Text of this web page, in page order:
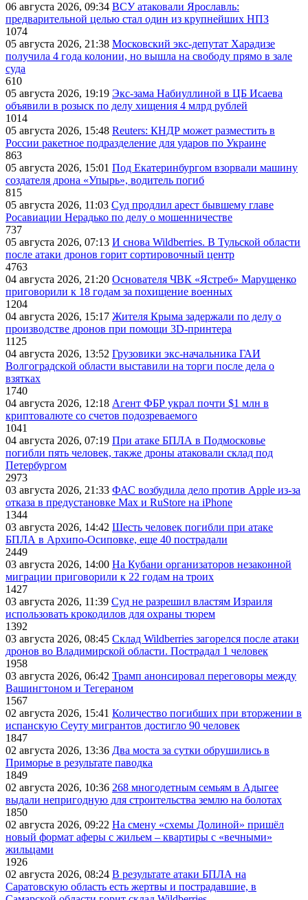
06 августа 2026, 09:34 ВСУ атаковали Ярославль:
предварительной целью стал один из крупнейших НПЗ
1074
05 августа 2026, 21:38 Московский экс-депутат Харадизе
получила 4 года колонии, но вышла на свободу прямо в зале
суда
610
05 августа 2026, 19:19 Экс-зама Набиуллиной в ЦБ Исаева
объявили в розыск по делу хищения 4 млрд рублей
1014
05 августа 2026, 15:48 Reuters: КНДР может разместить в
России ракетное подразделение для ударов по Украине
863
05 августа 2026, 15:01 Под Екатеринбургом взорвали машину
создателя дрона «Упырь», водитель погиб
815
05 августа 2026, 11:03 Суд продлил арест бывшему главе
Росавиации Нерадько по делу о мошенничестве
737
05 августа 2026, 07:13 И снова Wildberries. В Тульской области
после атаки дронов горит сортировочный центр
4763
04 августа 2026, 21:20 Основателя ЧВК «Ястреб» Марущенко
приговорили к 18 годам за похищение военных
1204
04 августа 2026, 15:17 Жителя Крыма задержали по делу о
производстве дронов при помощи 3D‑принтера
1125
04 августа 2026, 13:52 Грузовики экс-начальника ГАИ
Волгоградской области выставили на торги после дела о
взятках
1740
04 августа 2026, 12:18 Агент ФБР украл почти $1 млн в
криптовалюте со счетов подозреваемого
1041
04 августа 2026, 07:19 При атаке БПЛА в Подмосковье
погибли пять человек, также дроны атаковали склад под
Петербургом
2973
03 августа 2026, 21:33 ФАС возбудила дело против Apple из-за
отказа в предустановке Max и RuStore на iPhone
1344
03 августа 2026, 14:42 Шесть человек погибли при атаке
БПЛА в Архипо-Осиповке, еще 40 пострадали
2449
03 августа 2026, 14:00 На Кубани организаторов незаконной
миграции приговорили к 22 годам на троих
1427
03 августа 2026, 11:39 Суд не разрешил властям Израиля
использовать крокодилов для охраны тюрем
1392
03 августа 2026, 08:45 Склад Wildberries загорелся после атаки
дронов во Владимирской области. Пострадал 1 человек
1958
03 августа 2026, 06:42 Трамп анонсировал переговоры между
Вашингтоном и Тегераном
1567
02 августа 2026, 15:41 Количество погибших при вторжении в
испанскую Сеуту мигрантов достигло 90 человек
1847
02 августа 2026, 13:36 Два моста за сутки обрушились в
Приморье в результате паводка
1849
02 августа 2026, 10:36 268 многодетным семьям в Адыгее
выдали непригодную для строительства землю на болотах
1850
02 августа 2026, 09:22 На смену «схемы Долиной» пришёл
новый формат аферы с жильем – квартиры с «вечными»
жильцами
1926
02 августа 2026, 08:24 В результате атаки БПЛА на
Саратовскую область есть жертвы и пострадавшие, в